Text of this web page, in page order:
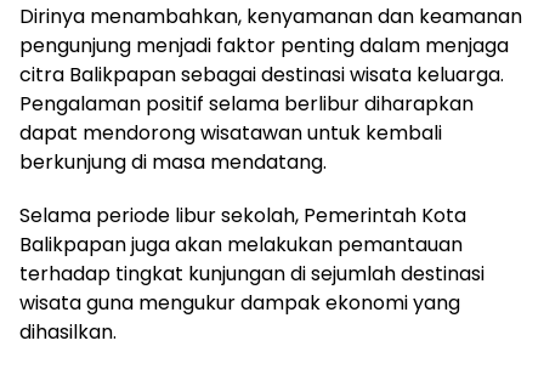
Dirinya menambahkan, kenyamanan dan keamanan
pengunjung menjadi faktor penting dalam menjaga
citra Balikpapan sebagai destinasi wisata keluarga.
Pengalaman positif selama berlibur diharapkan
dapat mendorong wisatawan untuk kembali
berkunjung di masa mendatang.
Selama periode libur sekolah, Pemerintah Kota
Balikpapan juga akan melakukan pemantauan
terhadap tingkat kunjungan di sejumlah destinasi
wisata guna mengukur dampak ekonomi yang
dihasilkan.